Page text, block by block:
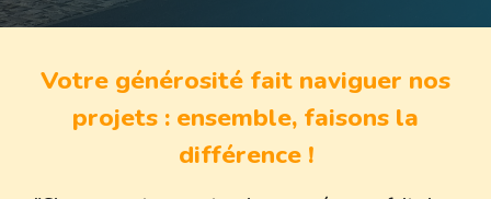
Votre générosité fait naviguer nos
projets : ensemble, faisons la
différence !